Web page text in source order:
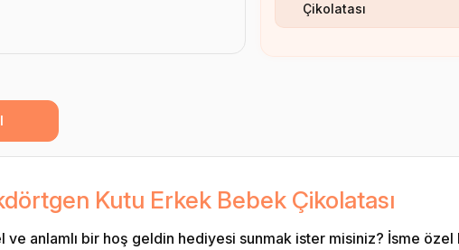
Çikolatası
Kutu Erkek Bebek Çikolatası
ve anlamlı bir hoş geldin hediyesi sunmak ister misiniz? İsme